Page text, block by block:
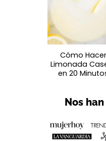
Cómo Hacer
Limonada
en 20
Nos